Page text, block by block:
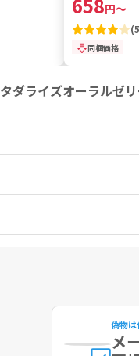
円～
(
同梱価格
タダライズオーラルゼ
偽物は
メ